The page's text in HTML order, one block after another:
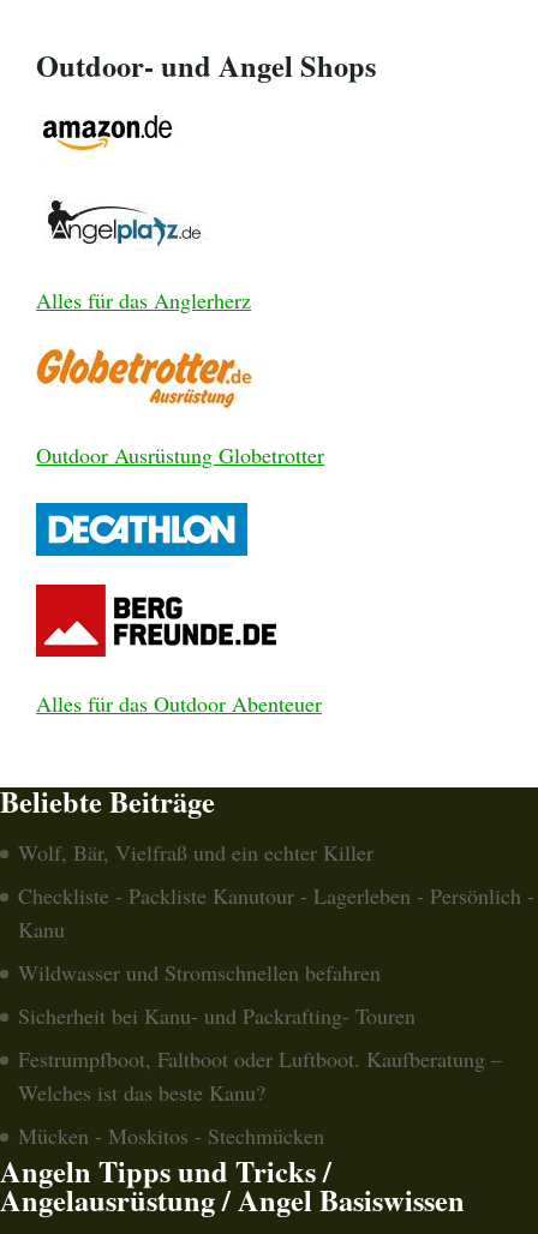
Outdoor- und Angel Shops
Alles für das Anglerherz
Outdoor Ausrüstung Globetrotter
Alles für das Outdoor Abenteuer
Beliebte Beiträge
Wolf, Bär, Vielfraß und ein echter Killer
Checkliste - Packliste Kanutour - Lagerleben - Persönlich -
Kanu
Wildwasser und Stromschnellen befahren
Sicherheit bei Kanu- und Packrafting- Touren
Festrumpfboot, Faltboot oder Luftboot. Kaufberatung –
Welches ist das beste Kanu?
Mücken - Moskitos - Stechmücken
Angeln Tipps und Tricks /
Angelausrüstung / Angel Basiswissen